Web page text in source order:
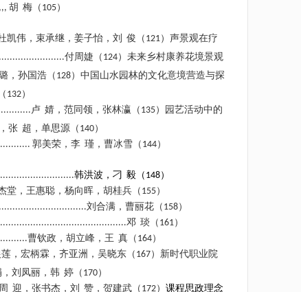
胡 梅（ 105）
凯伟，束承继，姜子怡，刘 俊（ 121）声景观在疗
付周婕（ 124）未来乡村康养花境景观
，孙国浩（ 128）中国山水园林的文化意境营造与探
132）
卢 婧，范同领，张林瀛（ 135）园艺活动中的
张 超，单思源（ 140）
郭美荣，李 瑾，曹冰雪（ 144）
韩洪波，刁 毅（ 148）
堂，王惠聪，杨向晖，胡桂兵（ 155）
刘合满，曹丽花（ 158）
邓 琰（ 161）
曹钦政，胡立峰，王 真（ 164）
，宏柄霖，齐亚洲，吴晓东（ 167）新时代职业院
刘凤丽，韩 婷（ 170）
迎，张书杰，刘 赞，贺建武（ 172） 课程思政理念